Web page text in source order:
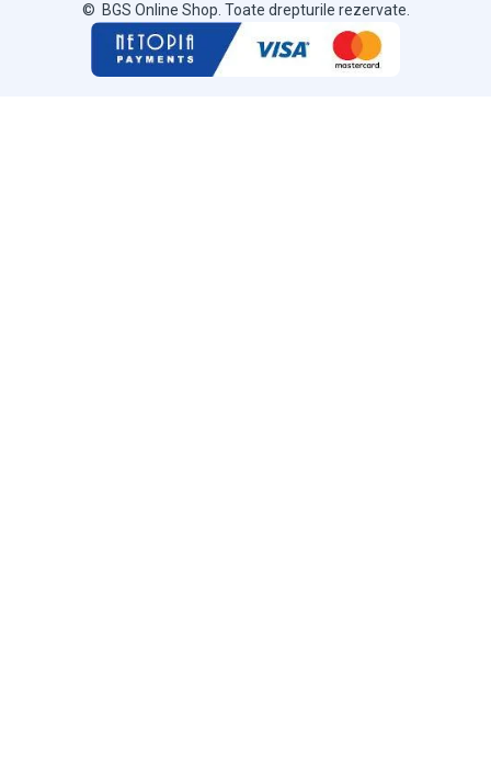
© BGS Online Shop. Toate drepturile rezervate.